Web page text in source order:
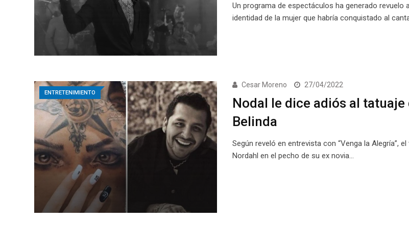
Un programa de espectáculos ha generado revuelo
identidad de la mujer que habría conquistado al
ENTRETENIMIENTO
Cesar Moreno 27/04/2022
Nodal le dice adiós al tatuaje
Belinda
Según reveló en entrevista con “Venga la Alegría”,
Nordahl en el pecho de su ex novia…